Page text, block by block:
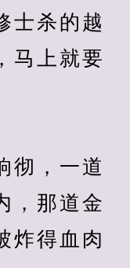
杀的越
马上就要
，一道
，那道金
炸得血肉